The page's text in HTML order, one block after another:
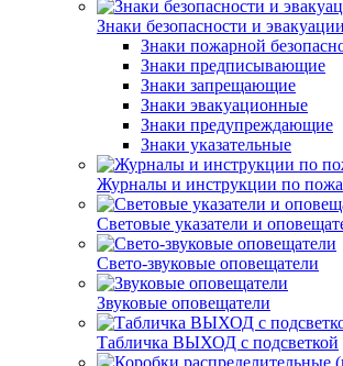
Знаки безопасности и эвакуации
Знаки пожарной
Знаки предписывающие
Знаки запрещающие
Знаки эвакуационные
Знаки предупреждающие
Знаки указательные
Журналы и инструкции по
Световые указатели и
Свето-звуковые оповещатели
Звуковые оповещатели
Табличка ВЫХОД с подсветкой